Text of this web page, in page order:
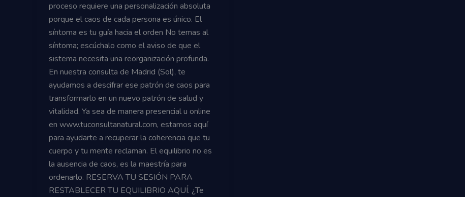
proceso requiere una personalización absoluta
porque el caos de cada persona es único. El
síntoma es tu guía hacia el orden No temas al
síntoma; escúchalo como el aviso de que el
sistema necesita una reorganización profunda.
En nuestra consulta de Madrid (Sol), te
ayudamos a descifrar ese patrón de caos para
transformarlo en un nuevo patrón de salud y
vitalidad. Ya sea de manera presencial u online
en www.tuconsultanatural.com, estamos aquí
para ayudarte a recuperar la coherencia que tu
cuerpo y tu mente reclaman. El equilibrio no es
la ausencia de caos, es la maestría para
ordenarlo. RESERVA TU SESIÓN PARA
RESTABLECER TU EQUILIBRIO AQUÍ. ¿Te